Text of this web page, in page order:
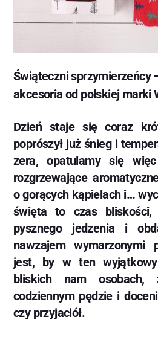
Świąteczni sprzymierzeńcy
akcesoria od polskiej marki
Dzień staje się coraz
poprószył już śnieg i
zera, opatulamy się
rozgrzewające
o gorących kąpielach i…
święta to czas bliskości,
pysznego jedzenia i
nawzajem wymarzonymi
jest, by w ten
bliskich nam
codziennym pędzie i
czy przyjaciół.